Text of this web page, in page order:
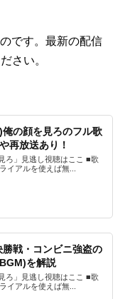
です。最新の配信
さい。
の顔を見ろのフル歌
再放送あり！
ろ」見逃し視聴はここ ■歌
イアルを使えば無...
戦・コンビニ強盗の
を解説
ろ」見逃し視聴はここ ■歌
イアルを使えば無...